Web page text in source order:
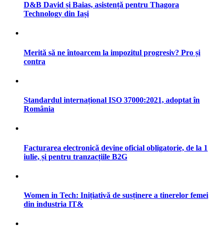
D&B David și Baias, asistență pentru Thagora
Technology din Iași
Merită să ne întoarcem la impozitul progresiv? Pro și
contra
Standardul internațional ISO 37000:2021, adoptat în
România
Facturarea electronică devine oficial obligatorie, de la 1
iulie, și pentru tranzacțiile B2G
Women in Tech: Inițiativă de susținere a tinerelor femei
din industria IT&